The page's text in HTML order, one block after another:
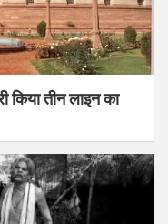
किया तीन लाइन का